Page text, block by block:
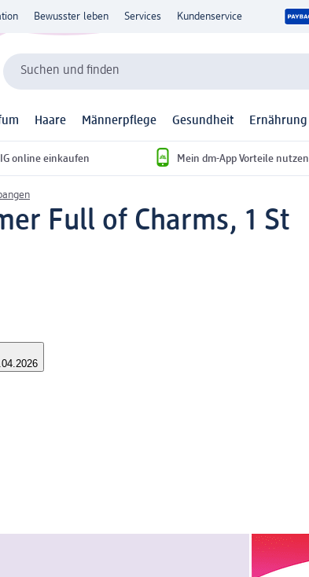
Bewusster leben Services Kundenservice
Suchen und finden
Haare Männerpflege Gesundheit Ernährung
online einkaufen Mein dm-App Vorteile nutzen
Full of Charms, 1 St